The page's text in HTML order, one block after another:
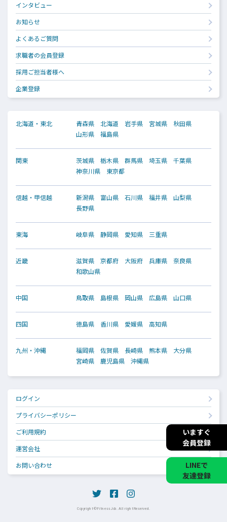
いますぐ
会員登録
LINEで
友達登録
インタビュー
お知らせ
よくあるご質問
求職者の会員登録
採用ご担当者様へ
企業登録
北海道・東北 青森県 北海道 岩手県 宮城県
秋田県
山形県
福島県
関東 茨城県 栃木県 群馬県 埼玉県
千葉県
神奈川県
東京都
信越・甲信越 新潟県 富山県 石川県 福井県
山梨県
長野県
東海 岐阜県 静岡県 愛知県 三重県
近畿 滋賀県 京都府 大阪府 兵庫県
奈良県
和歌山県
中国 鳥取県 島根県 岡山県 広島県 山口県
四国 徳島県 香川県 愛媛県 高知県
九州・沖縄 福岡県 佐賀県 長崎県 熊本県
大分県
宮崎県
鹿児島県 沖縄県
ログイン
プライバシーポリシー
ご利用規約
運営会社
お問い合わせ
Copyright © Fitness Job. All right Reserved.